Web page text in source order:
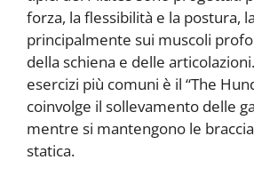
forza, la flessibilità e la postura,
principalmente sui muscoli
della schiena e delle
esercizi più comuni è il “The
coinvolge il sollevamento delle
mentre si mantengono le
statica.